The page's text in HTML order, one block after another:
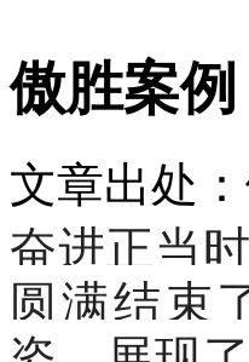
傲胜案
文章出处
奋进正当
圆满结束